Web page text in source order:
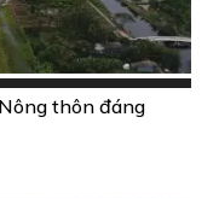
thôn đáng